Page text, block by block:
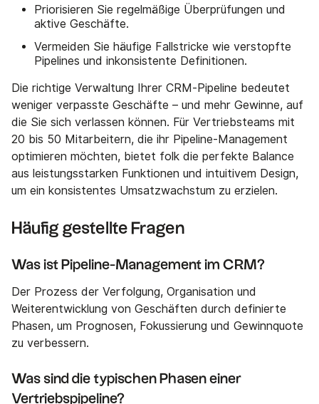
Priorisieren Sie regelmäßige Überprüfungen und
aktive Geschäfte.
Vermeiden Sie häufige Fallstricke wie verstopfte
Pipelines und inkonsistente Definitionen.
Die richtige Verwaltung Ihrer CRM-Pipeline bedeutet
weniger verpasste Geschäfte – und mehr Gewinne, auf
die Sie sich verlassen können. Für Vertriebsteams mit
20 bis 50 Mitarbeitern, die ihr Pipeline-Management
optimieren möchten, bietet folk die perfekte Balance
aus leistungsstarken Funktionen und intuitivem Design,
um ein konsistentes Umsatzwachstum zu erzielen.
Häufig gestellte Fragen
Was ist Pipeline-Management im CRM?
Der Prozess der Verfolgung, Organisation und
Weiterentwicklung von Geschäften durch definierte
Phasen, um Prognosen, Fokussierung und Gewinnquote
zu verbessern.
Was sind die typischen Phasen einer
Vertriebspipeline?